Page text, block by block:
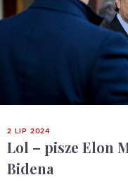
2 LIP 2024
Lol – pisze Elon
Bidena